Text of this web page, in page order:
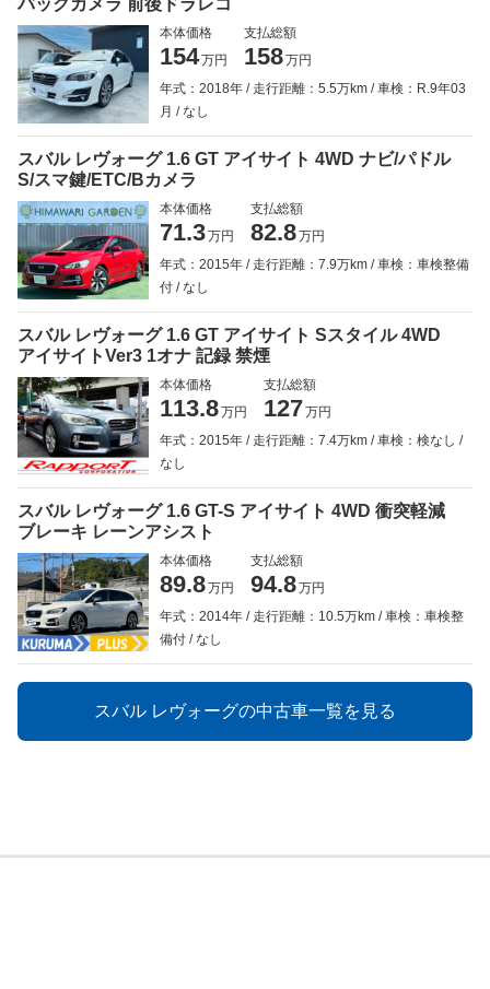
バックカメラ 前後ドラレコ
本体価格
154万円
支払総額
158万円
年式：2018年
走行距離：5.5万km
車検：R.9年03
月
なし
スバル レヴォーグ 1.6 GT アイサイト 4WD ナビ/パドル
S/スマ鍵/ETC/Bカメラ
本体価格
71.3万円
支払総額
82.8万円
年式：2015年
走行距離：7.9万km
車検：車検整備
付
なし
スバル レヴォーグ 1.6 GT アイサイト Sスタイル 4WD
アイサイトVer3 1オナ 記録 禁煙
本体価格
113.8万円
支払総額
127万円
年式：2015年
走行距離：7.4万km
車検：検なし
なし
スバル レヴォーグ 1.6 GT-S アイサイト 4WD 衝突軽減
ブレーキ レーンアシスト
本体価格
89.8万円
支払総額
94.8万円
年式：2014年
走行距離：10.5万km
車検：車検整
備付
なし
スバル レヴォーグの中古車一覧を見る